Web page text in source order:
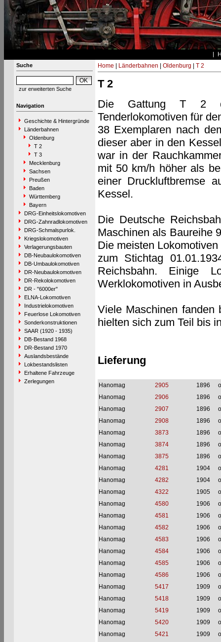
Suche
zur erweiterten Suche
Navigation
Geschichte & Hintergründe
Länderbahnen
Oldenburg
T 2
T 3
Mecklenburg
Sachsen
Preußen
Baden
Württemberg
Bayern
DRG-Einheitslokomotiven
DRG-Zahnradlokomotiven
DRG-Schmalspurlok.
Kriegslokomotiven
Verlagerungsbauten
DB-Neubaulokomotiven
DB-Umbaulokomotiven
DR-Neubaulokomotiven
DR-Rekolokomotiven
DR - "6000er"
ELNA-Lokomotiven
Industrielokomotiven
Feuerlose Lokomotiven
Sonderkonstruktionen
SAAR (1920 - 1935)
DB-Bestand 1968
DR-Bestand 1970
Auslandsbestände
Lokbestandslisten
Erhaltene Fahrzeuge
Zerlegungen
Home Länderbahnen Oldenburg T 2
T 2
Die Gattung T 2
Tenderlokomotiven für
38 Exemplaren nach
dieser aber in den
war in der
mit 50 km/h höher als
einer Druckluftbremse
Kessel.
Die Deutsche
Maschinen als Baureihe
Die meisten
zum Stichtag
Reichsbahn. Einige
Werklokomotiven in
Viele Maschinen fanden
hielten sich zum Teil bis
Lieferung
Hanomag 2905 1896
Hanomag
2906 1896
Hanomag
2907 1896
Hanomag
2908 1896
Hanomag
3873 1896
Hanomag
3874 1896
Hanomag
3875 1896
Hanomag
4281 1904
Hanomag
4282 1904
Hanomag
4322 1905
Hanomag
4580 1906
Hanomag
4581 1906
Hanomag
4582 1906
Hanomag
4583 1906
Hanomag
4584 1906
Hanomag
4585 1906
Hanomag
4586 1906
Hanomag
5417 1909
Hanomag
5418 1909
Hanomag
5419 1909
Hanomag
5420 1909
Hanomag
5421 1909